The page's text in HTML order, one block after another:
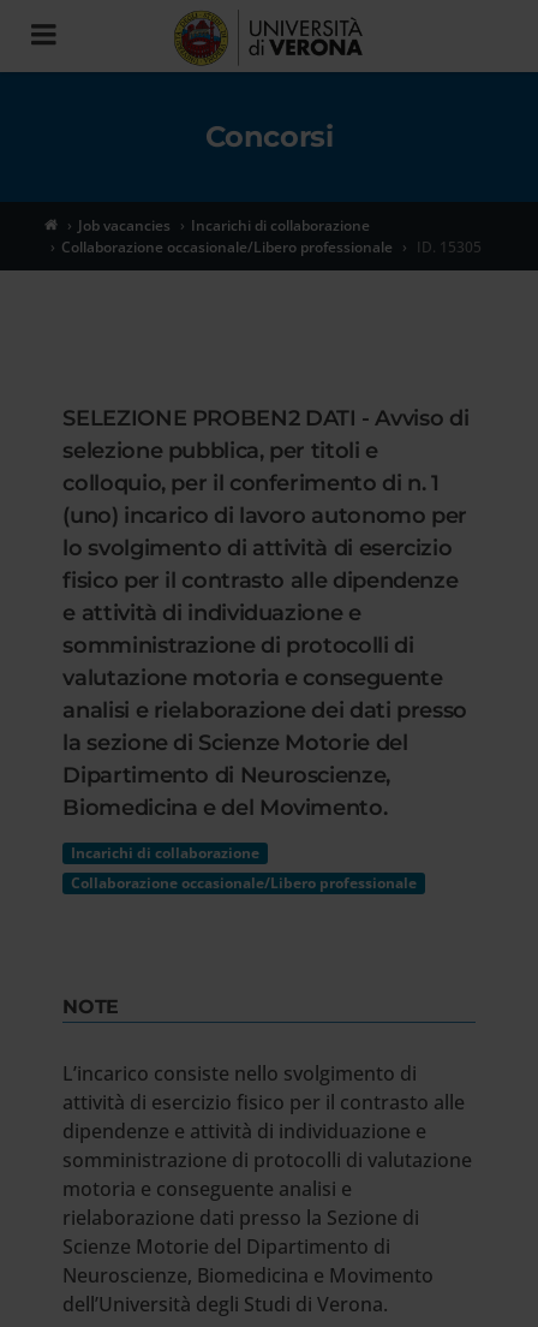
Toggle
navigation
Concorsi
Job vacancies
Incarichi di collaborazione
Collaborazione occasionale/Libero professionale
ID. 15305
SELEZIONE PROBEN2 DATI - Avviso di
selezione pubblica, per titoli e
colloquio, per il conferimento di n. 1
(uno) incarico di lavoro autonomo per
lo svolgimento di attività di esercizio
fisico per il contrasto alle dipendenze
e attività di individuazione e
somministrazione di protocolli di
valutazione motoria e conseguente
analisi e rielaborazione dei dati presso
la sezione di Scienze Motorie del
Dipartimento di Neuroscienze,
Biomedicina e del Movimento.
Incarichi di collaborazione
Collaborazione occasionale/Libero professionale
NOTE
L’incarico consiste nello svolgimento di
attività di esercizio fisico per il contrasto alle
dipendenze e attività di individuazione e
somministrazione di protocolli di valutazione
motoria e conseguente analisi e
rielaborazione dati presso la Sezione di
Scienze Motorie del Dipartimento di
Neuroscienze, Biomedicina e Movimento
dell’Università degli Studi di Verona.